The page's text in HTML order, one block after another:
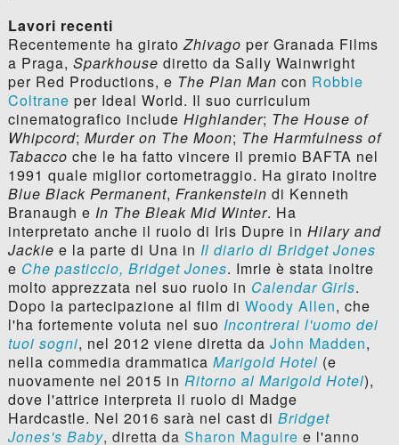
Lavori recenti
Recentemente ha giratoZhivago per Granada Films
a Praga, Sparkhouse diretto da Sally Wainwright
per Red Productions, e The Plan Man con Robbie
Coltrane per Ideal World. Il suo curriculum
cinematografico include Highlander; The House of
Whipcord; Murder on The Moon; The Harmfulness of
Tabacco che le ha fatto vincere il premio BAFTA nel
1991 quale miglior cortometraggio. Ha girato inoltre
Blue Black Permanent, Frankenstein di Kenneth
Branaugh e In The Bleak Mid Winter. Ha
interpretato anche il ruolo di Iris Dupre in Hilary and
Jackie e la parte di Una in Il diario di Bridget Jones
e Che pasticcio, Bridget Jones. Imrie è stata inoltre
molto apprezzata nel suo ruolo in Calendar Girls.
Dopo la partecipazione al film di Woody Allen, che
l'ha fortemente voluta nel suo Incontrerai l'uomo dei
tuoi sogni, nel 2012 viene diretta da John Madden,
nella commedia drammatica Marigold Hotel (e
nuovamente nel 2015 in Ritorno al Marigold Hotel),
dove l'attrice interpreta il ruolo di Madge
Hardcastle. Nel 2016 sarà nel cast di Bridget
Jones's Baby, diretta da Sharon Maguire e l'anno